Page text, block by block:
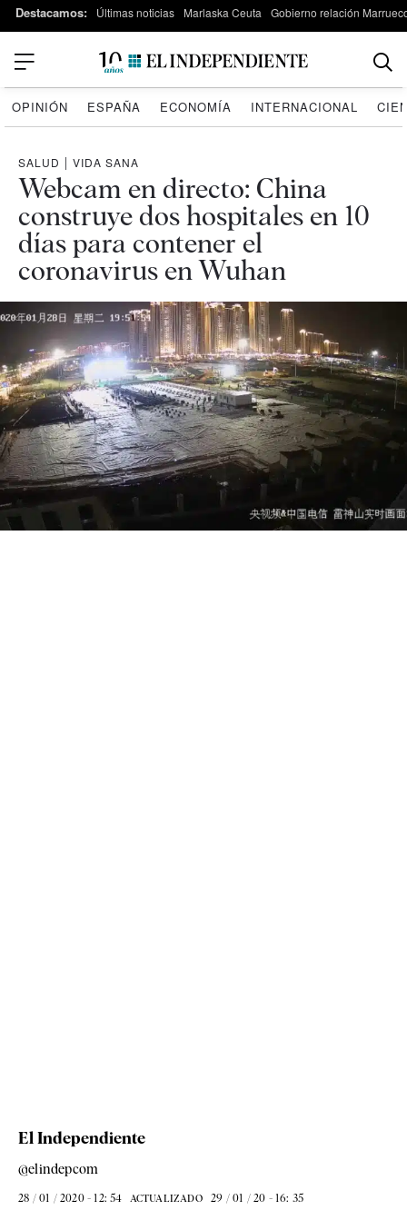
Destacamos: Últimas noticias Marlaska Ceuta Gobierno relación
OPINIÓN ESPAÑA ECONOMÍA INTERNACIONAL
SALUD | VIDA SANA
Webcam en directo: China
construye dos hospitales en 10
días para contener el
coronavirus en Wuhan
El Independiente
@elindepcom
28 / 01 / 2020 - 12: 54 ACTUALIZADO 29 / 01 / 20 - 16: 35